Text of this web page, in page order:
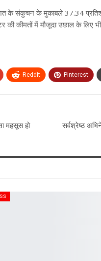
के संकुचन के मुकाबले 37.34
कीमतों में मौजूदा उछाल के लिए
ReddIt Pinterest
महसूस हो
सर्वश्रेष्ठ